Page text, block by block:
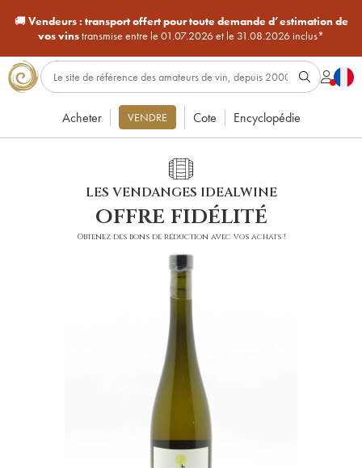
🚚Vendeurs : transport offert pour toute demande d’estimation de
vos vinstransmise entre le 01.07.2026 et le 31.08.2026 inclus*
Acheter VENDRE Cote Encyclopédie
LES VENDANGES IDEALWINE
offre fidélité
Obtenez des bons de réduction avec vos achats !